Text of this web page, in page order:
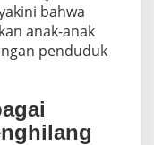
bahwa
anak-anak
penduduk